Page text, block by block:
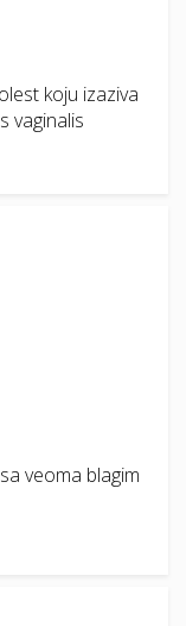
koju izaziva
vaginalis
veoma blagim